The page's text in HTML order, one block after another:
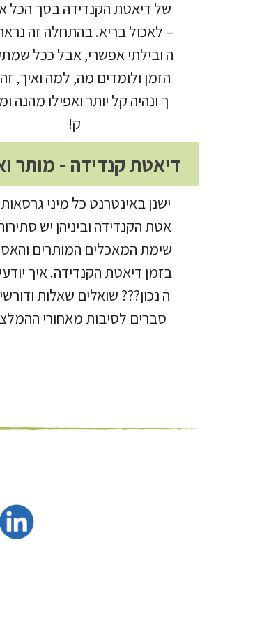
של דיאטת הקנדידה בסך הכל
– לאכול בריא. בהתחלה זה
ה ובילתי אפשרי, אבל ככל
הזמן ולומדים מה, למה ואיך,
ך ונהיה קל יותר ואפילו מהנה
ק!
דיאטת קנדידה - מותר
ישנן באינטרנט כל מיני
אטת הקנדידה וביניהן יש
שימת המאכלים המותרים
בזמן דיאטת הקנדידה. איך
ה נכון??? שואלים שאלות
סברים לסיבות מאחורי